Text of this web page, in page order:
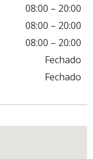
08:00 – 20:00
08:00 – 20:00
08:00 – 20:00
Fechado
Fechado